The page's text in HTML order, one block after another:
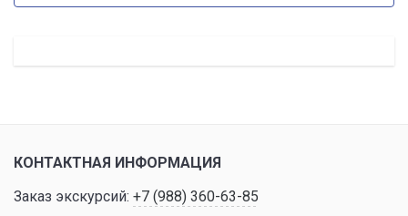
КОНТАКТНАЯ ИНФОРМАЦИЯ
Заказ экскурсий: +7 (988) 360-63-85